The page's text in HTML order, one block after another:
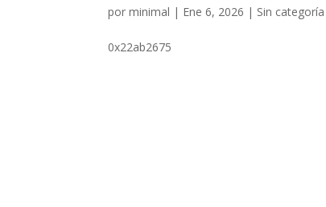
porminimal | Ene 6, 2026 | Sin categoría
0x22ab2675